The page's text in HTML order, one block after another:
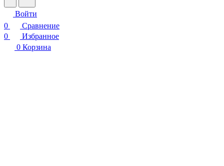
Войти
0
Сравнение
0
Избранное
0 Корзина